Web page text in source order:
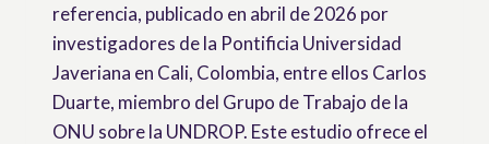
referencia, publicado en abril de 2026 por
investigadores de la Pontificia Universidad
Javeriana en Cali, Colombia, entre ellos Carlos
Duarte, miembro del Grupo de Trabajo de la
ONU sobre la UNDROP. Este estudio ofrece el